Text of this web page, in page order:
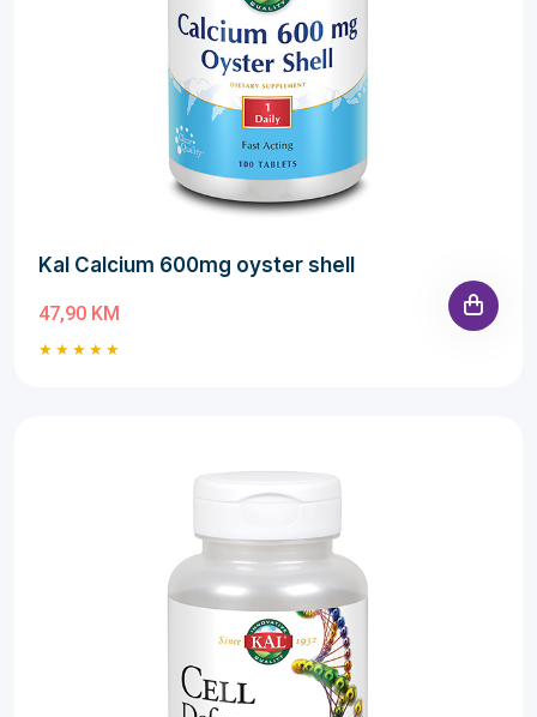
Kal Calcium 600mg oyster shell
47,90 KM